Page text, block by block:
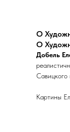
О
О
Добель
Картины